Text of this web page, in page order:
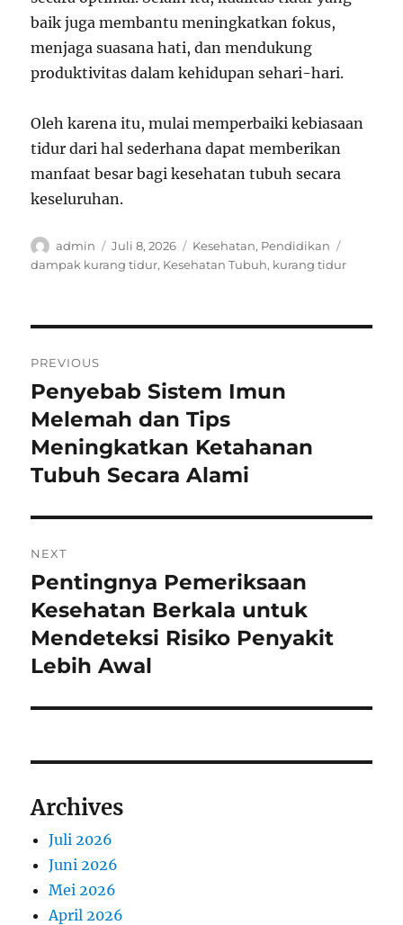
baik juga membantu meningkatkan fokus,
menjaga suasana hati, dan mendukung
produktivitas dalam kehidupan sehari-hari.
Oleh karena itu, mulai memperbaiki kebiasaan
tidur dari hal sederhana dapat memberikan
manfaat besar bagi kesehatan tubuh secara
keseluruhan.
Author
admin
Posted
on
Juli 8, 2026 Categories
Kesehatan, Pendidikan
dampak kurang tidur, Kesehatan Tubuh, kurang tidur
pos
PREVIOUS
Previous
post:
Penyebab Sistem Imun
Melemah dan Tips
Meningkatkan Ketahanan
Tubuh Secara Alami
NEXT
Next
post:
Pentingnya Pemeriksaan
Kesehatan Berkala untuk
Mendeteksi Risiko Penyakit
Lebih Awal
Archives
Juli 2026
Juni 2026
Mei 2026
April 2026